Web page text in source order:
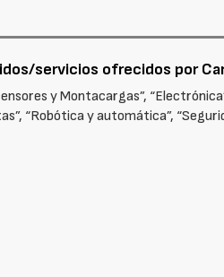
servicios ofrecidos por
y Montacargas”,
“Robótica y automática”,